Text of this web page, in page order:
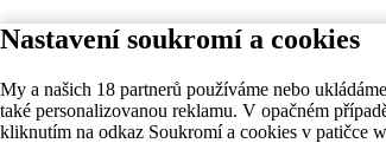
Nastavení soukromí a cookies
My a našich 18 partnerů používáme nebo
také personalizovanou reklamu. V opačném
kliknutím na odkaz Soukromí a cookies v patičce